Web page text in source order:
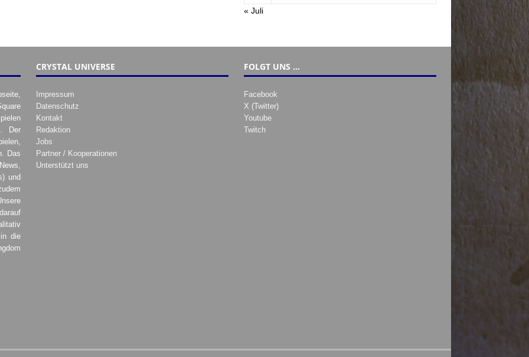
« Juli
Der
Das
und
die
CRYSTAL UNIVERSE
Impressum
Datenschutz
Kontakt
Redaktion
Jobs
Partner / Kooperationen
Unterstützt uns
FOLGT UNS …
Facebook
X (Twitter)
Youtube
Twitch